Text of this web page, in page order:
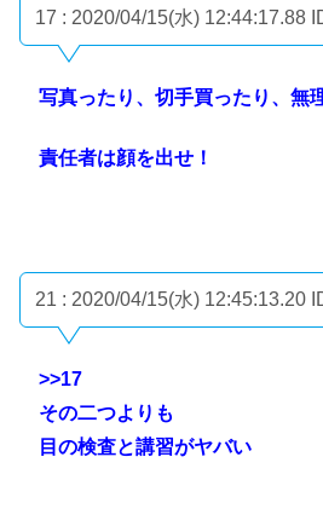
17 : 2020/04/15(水) 12:44:17.88
写真ったり、切手買ったり、無
責任者は顔を出せ！
21 : 2020/04/15(水) 12:45:13.20
>>17
その二つよりも
目の検査と講習がヤバい